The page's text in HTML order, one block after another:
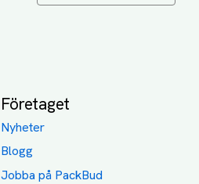
Företaget
Nyheter
Blogg
Jobba på PackBud